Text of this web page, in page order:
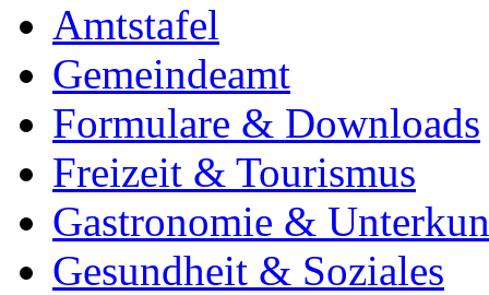
Amtstafel
Gemeindeamt
Formulare & Downloads
Freizeit & Tourismus
Gastronomie &
Gesundheit & Soziales